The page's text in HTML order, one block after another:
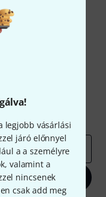
legjobb vásárlási
járó előnnyel
a a személyre
valamint a
nincsenek
csak add meg
és kis
Thomann